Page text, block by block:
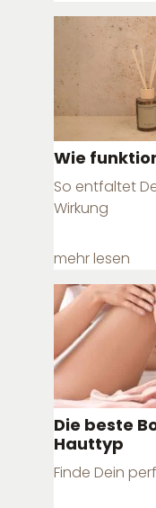
Wie
So entfaltet
Wirkung
mehr lesen
Die beste
Hauttyp
Finde Dein